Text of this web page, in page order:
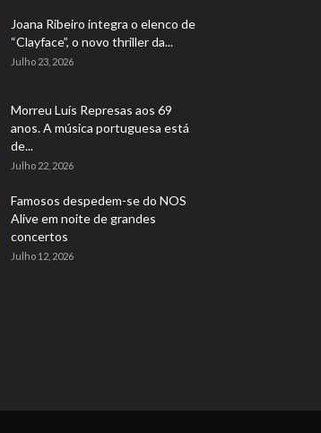
Joana Ribeiro integra o elenco de
“Clayface”, o novo thriller da...
Julho 23, 2026
Morreu Luís Represas aos 69
anos. A música portuguesa está
de...
Julho 22, 2026
Famosos despedem-se do NOS
Alive em noite de grandes
concertos
Julho 12, 2026